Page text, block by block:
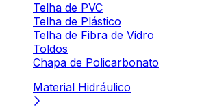
Telha de PVC
Telha de Plástico
Telha de Fibra de Vidro
Toldos
Chapa de Policarbonato
Material Hidráulico